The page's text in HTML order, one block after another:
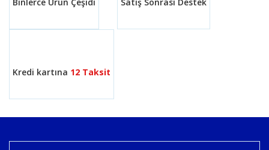
Kredi kartına 12 Taksit